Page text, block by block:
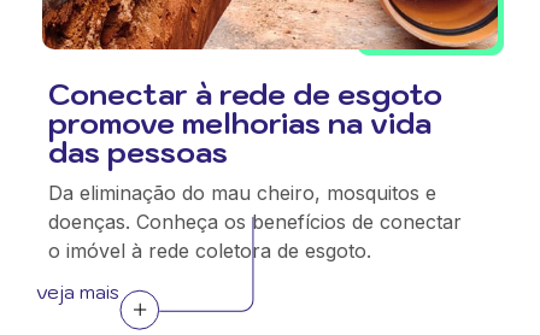
Conectar à rede de esgoto
promove melhorias na vida
das pessoas
Da eliminação do mau cheiro, mosquitos e
doenças. Conheça os benefícios de conectar
o imóvel à rede coletora de esgoto.
veja mais